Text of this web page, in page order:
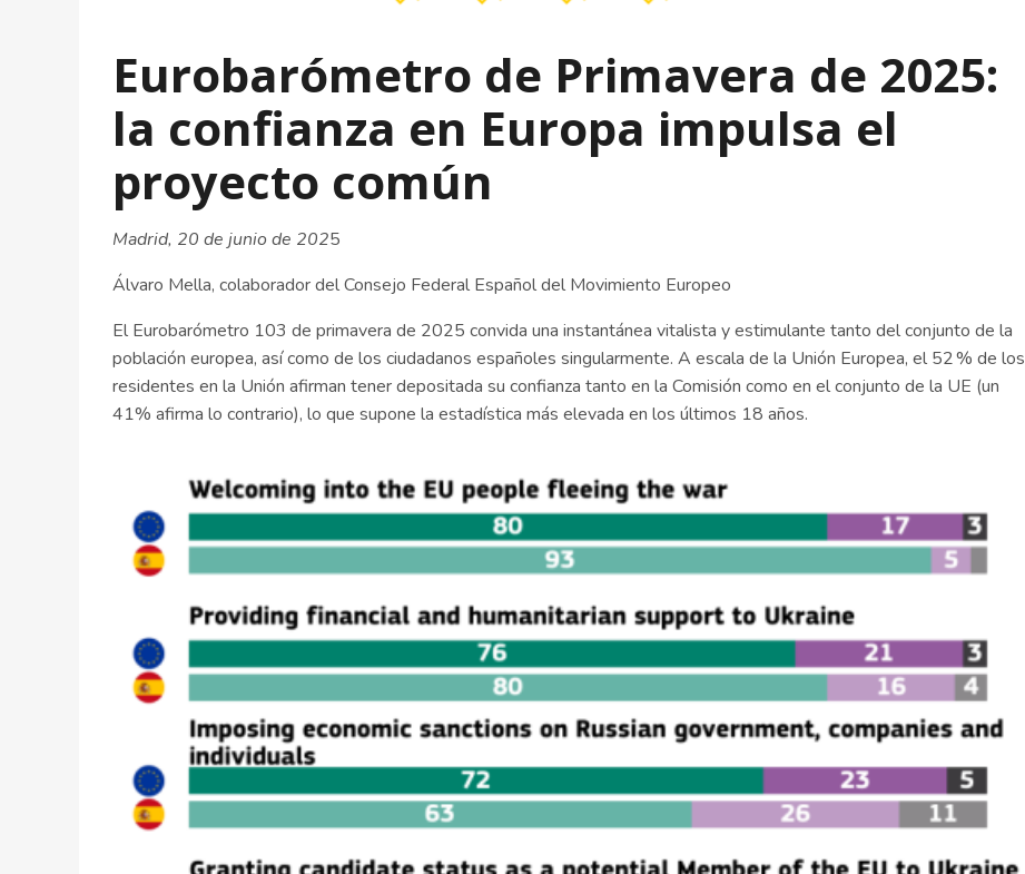
Eurobarómetro de Primavera de 2025:
la confianza en Europa impulsa el
proyecto común
Madrid, 20 de junio de 2025
Álvaro Mella, colaborador del Consejo Federal Español del Movimiento Europeo
El Eurobarómetro 103 de primavera de 2025 convida una instantánea vitalista y estimulante tanto del conjunto de la
población europea, así como de los ciudadanos españoles singularmente. A escala de la Unión Europea, el 52 % de los
residentes en la Unión afirman tener depositada su confianza tanto en la Comisión como en el conjunto de la UE (un
41% afirma lo contrario), lo que supone la estadística más elevada en los últimos 18 años.